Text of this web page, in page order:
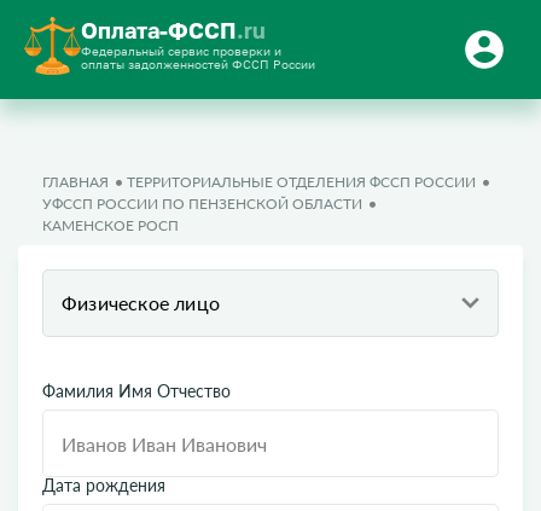
Оплата-ФССП.ru
Федеральный сервис проверки и
оплаты задолженностей ФССП России
ГЛАВНАЯ
ТЕРРИТОРИАЛЬНЫЕ ОТДЕЛЕНИЯ ФССП РОССИИ
УФССП РОССИИ ПО ПЕНЗЕНСКОЙ ОБЛАСТИ
КАМЕНСКОЕ РОСП
Физическое лицо
Фамилия Имя Отчество
Дата рождения